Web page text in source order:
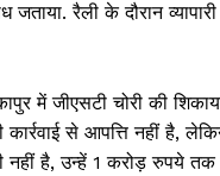
रैली के दौरान
जीएसटी चोरी की
से आपत्ति नहीं है,
नहीं है, उन्हें 1 करोड़ रुपये